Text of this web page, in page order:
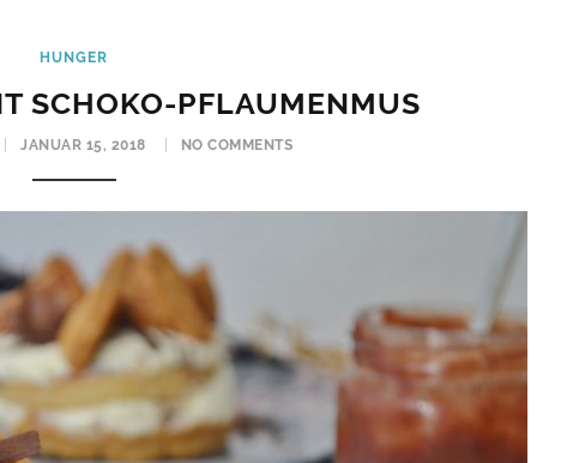
HUNGER
SCHOKO-PFLAUMENMUS
JANUAR 15, 2018 NO COMMENTS